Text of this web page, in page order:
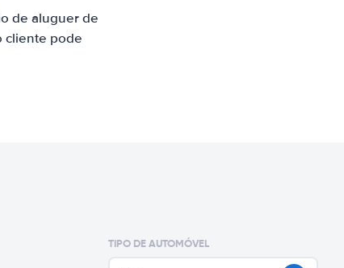
de aluguer de
cliente pode
TIPO DE AUTOMÓVEL